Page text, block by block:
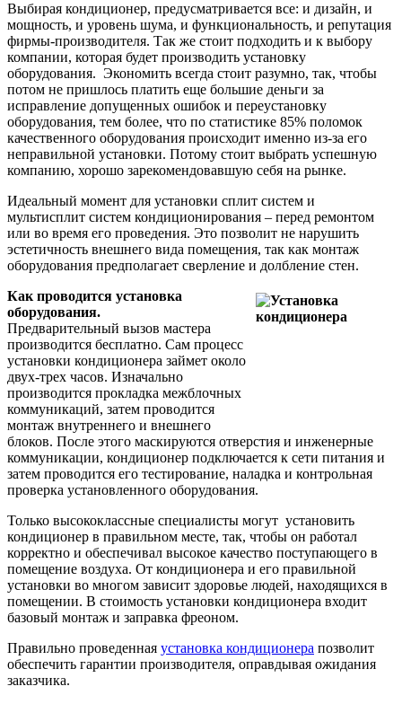
Выбирая кондиционер, предусматривается все: и дизайн, и
мощность, и уровень шума, и функциональность, и репутация
фирмы-производителя. Так же стоит подходить и к выбору
компании, которая будет производить установку
оборудования. Экономить всегда стоит разумно, так, чтобы
потом не пришлось платить еще большие деньги за
исправление допущенных ошибок и переустановку
оборудования, тем более, что по статистике 85% поломок
качественного оборудования происходит именно из-за его
неправильной установки. Потому стоит выбрать успешную
компанию, хорошо зарекомендовавшую себя на рынке.
Идеальный момент для установки сплит систем и
мультисплит систем кондиционирования – перед ремонтом
или во время его проведения. Это позволит не нарушить
эстетичность внешнего вида помещения, так как монтаж
оборудования предполагает сверление и долбление стен.
Как проводится установка
оборудования.
Предварительный вызов мастера
производится бесплатно. Сам процесс
установки кондиционера займет около
двух-трех часов. Изначально
производится прокладка межблочных
коммуникаций, затем проводится
монтаж внутреннего и внешнего
блоков. После этого маскируются отверстия и инженерные
коммуникации, кондиционер подключается к сети питания и
затем проводится его тестирование, наладка и контрольная
проверка установленного оборудования.
Только высококлассные специалисты могут установить
кондиционер в правильном месте, так, чтобы он работал
корректно и обеспечивал высокое качество поступающего в
помещение воздуха. От кондиционера и его правильной
установки во многом зависит здоровье людей, находящихся в
помещении. В стоимость установки кондиционера входит
базовый монтаж и заправка фреоном.
Правильно проведенная установка кондиционера позволит
обеспечить гарантии производителя, оправдывая ожидания
заказчика.